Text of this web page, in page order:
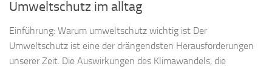
Umweltschutz im alltag
Einführung: Warum umweltschutz wichtig ist Der
Umweltschutz ist eine der drängendsten Herausforderungen
unserer Zeit. Die Auswirkungen des Klimawandels, die